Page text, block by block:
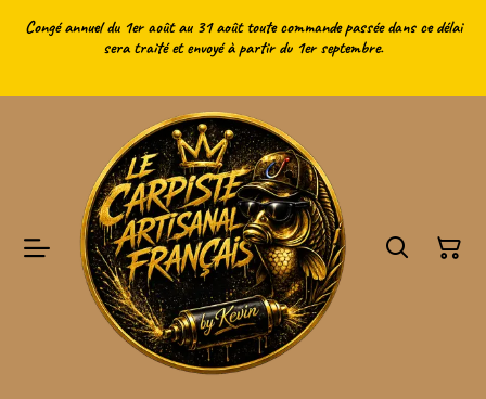
Congé annuel du 1er août au 31 août toute commande passée dans ce délai
sera traité et envoyé à partir du 1er septembre.